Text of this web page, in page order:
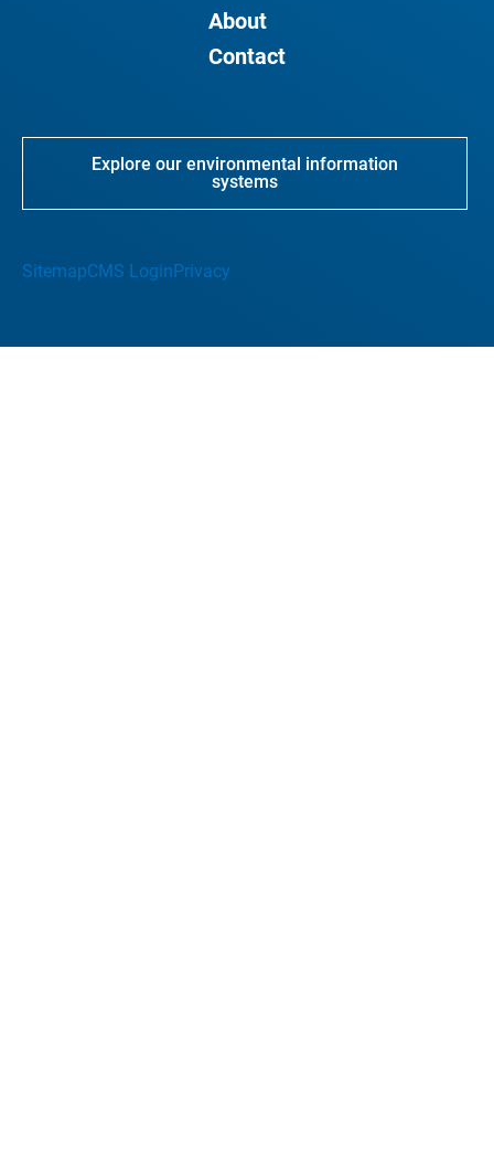
About
Contact
Explore our environmental information
systems
SitemapCMS LoginPrivacy